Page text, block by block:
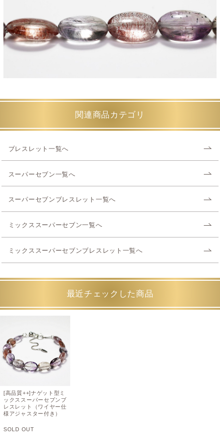
関連商品カテゴリ
ブレスレット一覧へ
スーパーセブン一覧へ
スーパーセブンブレスレット一覧へ
ミックススーパーセブン一覧へ
ミックススーパーセブンブレスレット一覧へ
最近チェックした商品
[高品質++]ナゲット型ミ
ックススーパーセブンブ
レスレット（ワイヤー仕
様アジャスター付き）
SOLD OUT